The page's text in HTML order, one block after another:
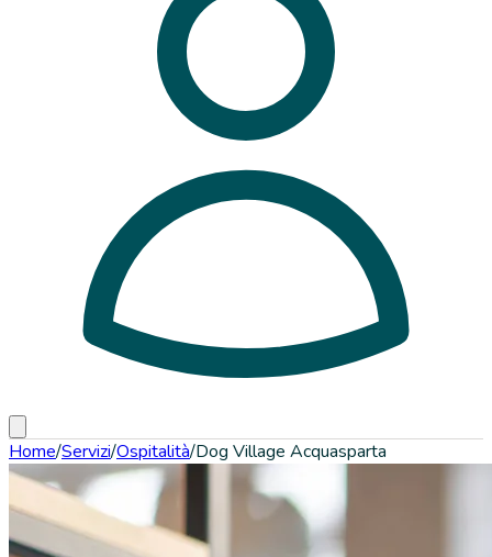
Home/Servizi/Ospitalità/Dog Village Acquasparta